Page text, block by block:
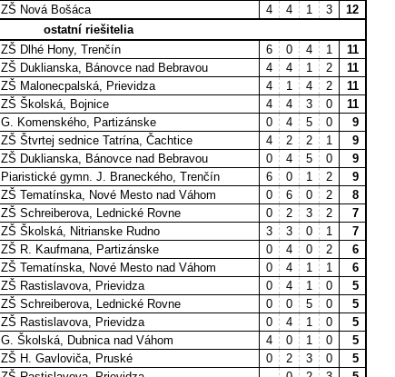
ZŠ Nová Bošáca 4 4 1 3
12
ostatní riešitelia
ZŠ Dlhé Hony, Trenčín 6 0 4 1
11
ZŠ Duklianska, Bánovce nad Bebravou 4 4 1 2
11
ZŠ Malonecpalská, Prievidza 4 1 4 2
11
ZŠ Školská, Bojnice 4 4 3 0
11
G. Komenského, Partizánske 0 4 5 0
9
ZŠ Štvrtej sednice Tatrína, Čachtice 4 2 2 1
9
ZŠ Duklianska, Bánovce nad Bebravou 0 4 5 0
9
Piaristické gymn. J. Braneckého, Trenčín 6 0 1 2
9
ZŠ Tematínska, Nové Mesto nad Váhom 0 6 0 2
8
ZŠ Schreiberova, Lednické Rovne 0 2 3 2
7
ZŠ Školská, Nitrianske Rudno 3 3 0 1
7
ZŠ R. Kaufmana, Partizánske 0 4 0 2
6
ZŠ Tematínska, Nové Mesto nad Váhom 0 4 1 1
6
ZŠ Rastislavova, Prievidza 0 4 1 0
5
ZŠ Schreiberova, Lednické Rovne 0 0 5 0
5
ZŠ Rastislavova, Prievidza 0 4 1 0
5
G. Školská, Dubnica nad Váhom 4 0 1 0
5
ZŠ H. Gavloviča, Pruské 0 2 3 0
5